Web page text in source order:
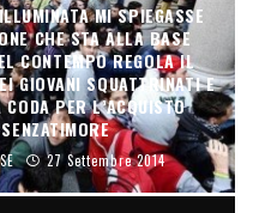
MI SPIEGASSE
CHE STA ALLA BASE
CONTEMPO REGOLA IL
GIOVANI SQUATTRINATI E
PER L’ACQUISTO
27 Settembre 2014